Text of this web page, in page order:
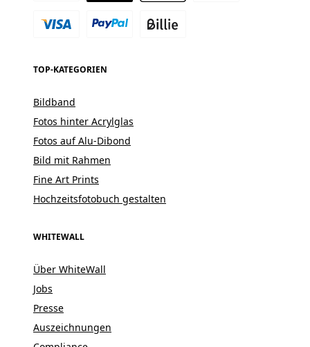
TOP-KATEGORIEN
Bildband
Fotos hinter Acrylglas
Fotos auf Alu-Dibond
Bild mit Rahmen
Fine Art Prints
Hochzeitsfotobuch gestalten
WHITEWALL
Über WhiteWall
Jobs
Presse
Auszeichnungen